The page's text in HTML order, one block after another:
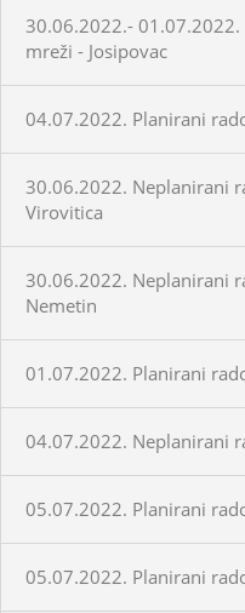
30.06.2022.-
mreži - Josipovac
04.07.2022. Planirani
30.06.2022. Neplanirani
Virovitica
30.06.2022. Neplanirani
Nemetin
01.07.2022. Planirani
04.07.2022. Neplanirani
05.07.2022. Planirani
05.07.2022. Planirani